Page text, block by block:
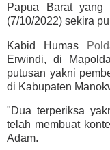
Papua Barat
yang
(7/10/2022) sekira
Kabid Humas
Erwindi, di
putusan yakni
di Kabupaten
"Dua terperiksa
telah membuat
Adam.